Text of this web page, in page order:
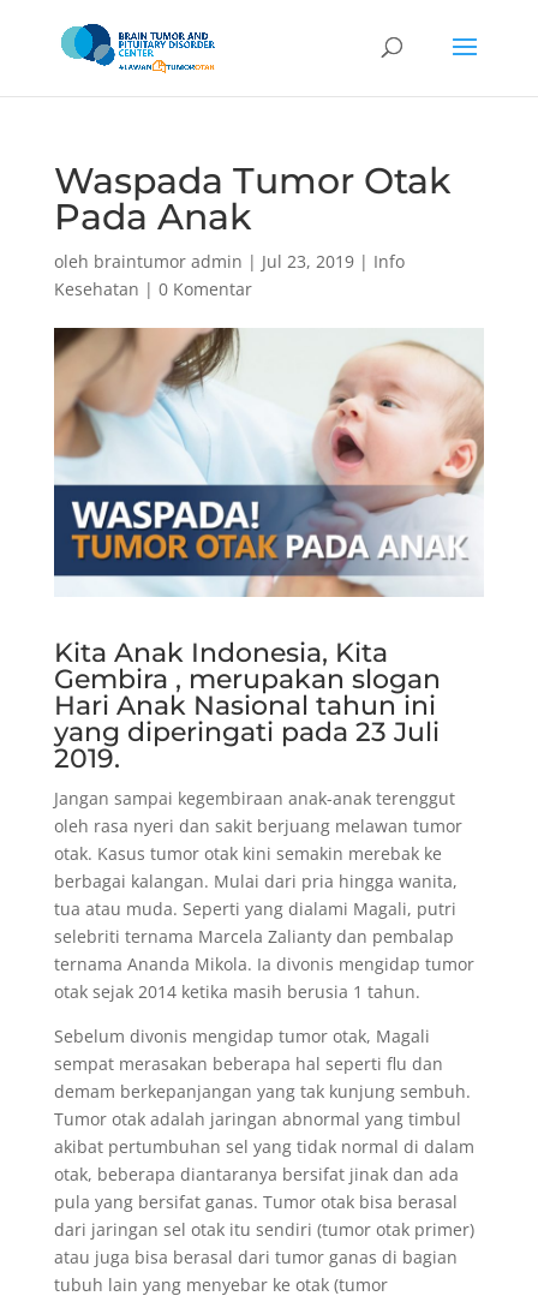
Waspada Tumor Otak
Pada Anak
oleh braintumor admin | Jul 23, 2019| Info
Kesehatan | 0 Komentar
Kita Anak Indonesia, Kita
Gembira , merupakan slogan
Hari Anak Nasional tahun ini
yang diperingati pada 23 Juli
2019.
Jangan sampai kegembiraan anak-anak terenggut
oleh rasa nyeri dan sakit berjuang melawan tumor
otak. Kasus tumor otak kini semakin merebak ke
berbagai kalangan. Mulai dari pria hingga wanita,
tua atau muda. Seperti yang dialami Magali, putri
selebriti ternama Marcela Zalianty dan pembalap
ternama Ananda Mikola. Ia divonis mengidap tumor
otak sejak 2014 ketika masih berusia 1 tahun.
Sebelum divonis mengidap tumor otak, Magali
sempat merasakan beberapa hal seperti flu dan
demam berkepanjangan yang tak kunjung sembuh.
Tumor otak adalah jaringan abnormal yang timbul
akibat pertumbuhan sel yang tidak normal di dalam
otak, beberapa diantaranya bersifat jinak dan ada
pula yang bersifat ganas. Tumor otak bisa berasal
dari jaringan sel otak itu sendiri (tumor otak primer)
atau juga bisa berasal dari tumor ganas di bagian
tubuh lain yang menyebar ke otak (tumor